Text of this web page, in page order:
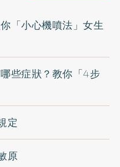
「小心機噴法」女生
些症狀？教你「4步
定
原